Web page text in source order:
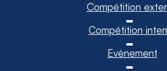
Compétition
Compétition
Evènement